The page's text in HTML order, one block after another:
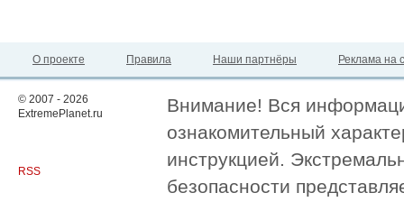
О проекте Правила Наши партнёры Реклама на
© 2007 - 2026
ExtremePlanet.ru
RSS
Внимание! Вся
ознакомительный
инструкцией.
безопасности